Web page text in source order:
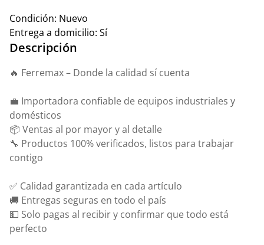
Condición: Nuevo
Entrega a domicilio: Sí
Descripción
🔥 Ferremax – Donde la calidad sí cuenta
💼 Importadora confiable de equipos industriales y
domésticos
📦 Ventas al por mayor y al detalle
🔧 Productos 100% verificados, listos para trabajar
contigo
✅ Calidad garantizada en cada artículo
🚚 Entregas seguras en todo el país
💵 Solo pagas al recibir y confirmar que todo está
perfecto